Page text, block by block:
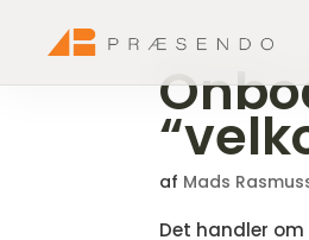
af Mads
Det handler om